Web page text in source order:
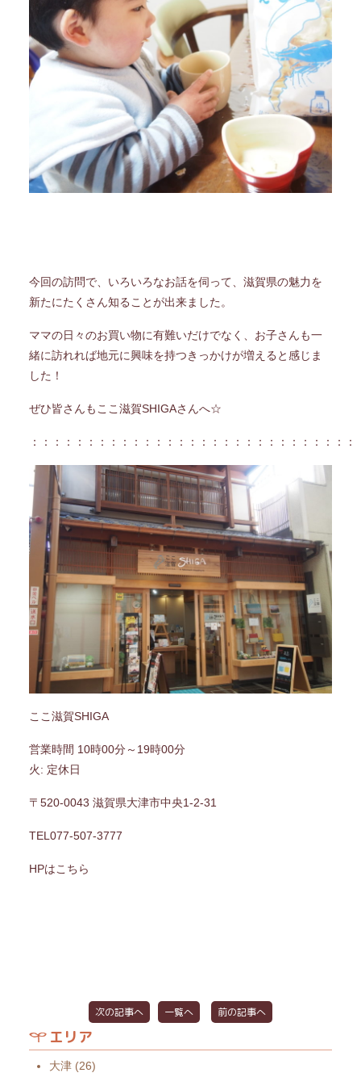
今回の訪問で、いろいろなお話を伺って、滋賀県の魅力を
新たにたくさん知ることが出来ました。
ママの日々のお買い物に有難いだけでなく、お子さんも一
緒に訪れれば地元に興味を持つきっかけが増えると感じま
した！
ぜひ皆さんもここ滋賀SHIGAさんへ☆
：：：：：：：：：：：：：：：：：：：：：：：：：：：：：
ここ滋賀SHIGA
営業時間 10時00分～19時00分
火: 定休日
〒520-0043 滋賀県大津市中央1-2-31
TEL077-507-3777
HPはこちら
次の記事へ 一覧へ 前の記事へ
エリア
大津(26)